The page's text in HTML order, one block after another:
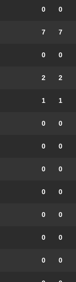
0 0
7 7
0 0
2 2
1 1
0 0
0 0
0 0
0 0
0 0
0 0
0 0